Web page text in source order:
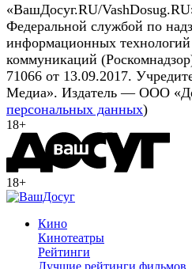
«ВашДосуг.RU/
Федеральной службой по
информационных
коммуникаций
71066 от 13.09.2017.
Медиа». Издатель — ООО
персональных данных)
18+
18+
Кино
Кинотеатры
Рейтинги
Лучшие рейтинги фильмов